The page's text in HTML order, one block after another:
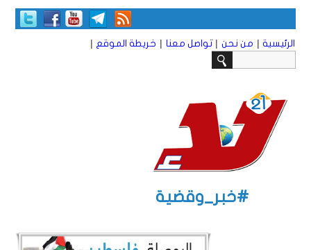
الرئيسية | من نحن | تواصل معنا | خريطة الموقع |
#خبر_وقضية